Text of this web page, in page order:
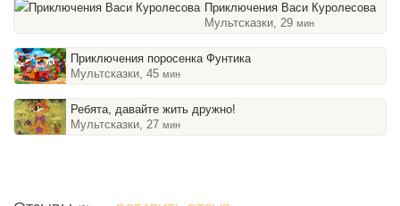
Приключения Васи Куролесова
Мультсказки, 29 мин
Приключения поросенка Фунтика
Мультсказки, 45 мин
Ребята, давайте жить дружно!
Мультсказки, 27 мин